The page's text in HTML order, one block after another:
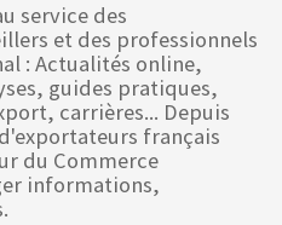
service des
et des professionnels
: Actualités online,
guides pratiques,
carrières... Depuis
français
du Commerce
informations,